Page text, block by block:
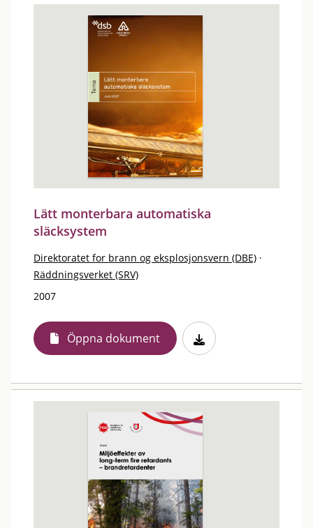
Lätt monterbara automatiska
släcksystem
Direktoratet for brann og eksplosjonsvern (DBE) ·
Räddningsverket (SRV)
2007
Öppna dokument